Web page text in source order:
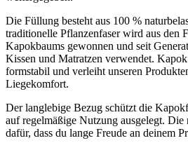
Die Füllung besteht aus 100 %
traditionelle Pflanzenfaser wird aus den
Kapokbaums gewonnen und seit
Kissen und Matratzen verwendet.
formstabil und verleiht unseren
Liegekomfort.
Der langlebige Bezug schützt die
auf regelmäßige Nutzung ausgelegt. Die
dafür, dass du lange Freude an deinem